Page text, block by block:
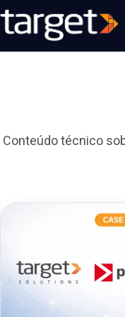
Conteúdo técnico